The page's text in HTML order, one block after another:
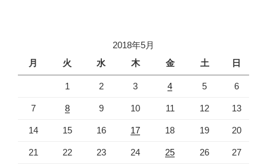
2018年5月
月
火 水 木 金 土 日
1 2 3 4 5 6
7 8 9 10 11 12 13
14 15 16 17 18 19 20
21 22 23 24 25 26 27